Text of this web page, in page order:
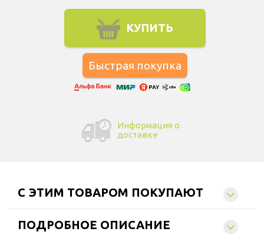
КУПИТЬ
Информация о
доставке
C ЭТИМ ТОВАРОМ ПОКУПАЮТ
ПОДРОБНОЕ ОПИСАНИЕ